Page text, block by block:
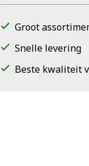
Groot
Snelle levering
Beste kwaliteit